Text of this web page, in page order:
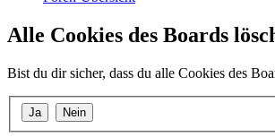
Alle Cookies des Boards
Bist du dir sicher, dass du alle Cookies des